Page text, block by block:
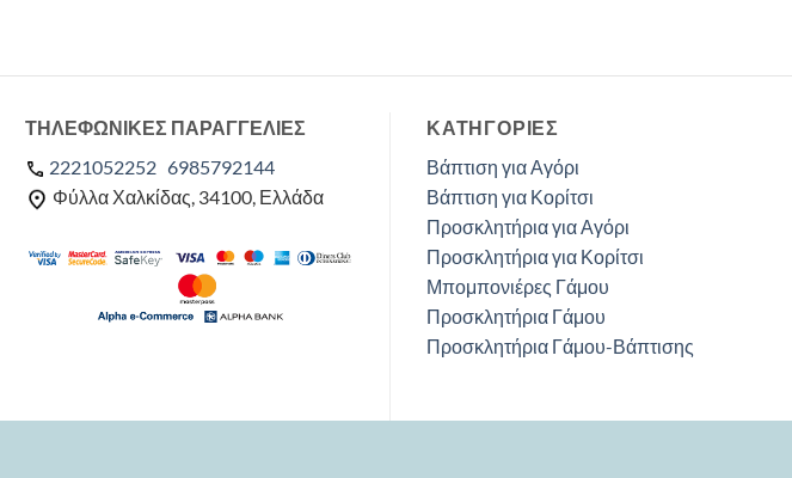
ΤΗΛΕΦΩΝΙΚΕΣ ΠΑΡΑΓΓΕΛΙΕΣ
2221052252 6985792144
Φύλλα Χαλκίδας, 34100, Ελλάδα
ΚΑΤΗΓΟΡΊΕΣ
Βάπτιση για Αγόρι
Βάπτιση για Κορίτσι
Προσκλητήρια για Αγόρι
Προσκλητήρια για Κορίτσι
Μπομπονιέρες Γάμου
Προσκλητήρια Γάμου
Προσκλητήρια Γάμου-Βάπτισης